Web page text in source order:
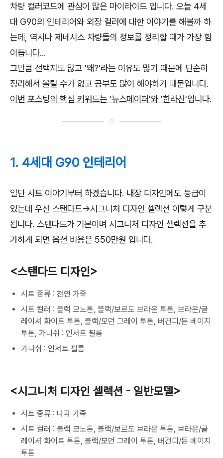
차량 컬러코드에 관심이 많은 마이라이드 입니다. 오늘 4세
대 G90의 인테리어와 외장 컬러에 대한 이야기를 해볼까 하
는데, 역시나 제네시스 차량들의 정보를 정리할 때가 가장 힘
이듭니다...
그만큼 선택지도 많고 '왜?'라는 이유도 많기 때문에 단순히
정리해서 올릴 수가 없고 공부도 많이 해야하기 때문입니다.
이번 포스팅의 핵심 키워드는 '뉴스페이퍼'와 '한라산'입니다.
1. 4세대 G90 인테리어
일단 시트 이야기부터 하겠습니다. 내장 디자인에도 등급이
있는데 우선 스탠다드→시그니처 디자인 셀렉션 이렇게 구분
됩니다. 스탠다드가 기본이며 시그니처 디자인 셀렉션을 추
가하게 되면 옵션 비용은 550만원 입니다.
<스탠다드 디자인>
시트 종류 : 천연 가죽
시트 컬러 : 블랙 모노톤, 블랙/보르도 브라운 투톤, 브라운/글
레이셔 화이트 투톤, 블랙/모던 그레이 투톤, 버건디/듄 베이지
투톤, 가니쉬 : 인서트 필름
가니쉬 : 인서트 필름
<시그니처 디자인 셀렉션 - 일반모델>
시트 종류 : 나파 가죽
시트 컬러 : 블랙 모노톤, 블랙/보르도 브라운 투톤, 브라운/글
레이셔 화이트 투톤, 블랙/모던 그레이 투톤, 버건디/듄 베이지
투톤